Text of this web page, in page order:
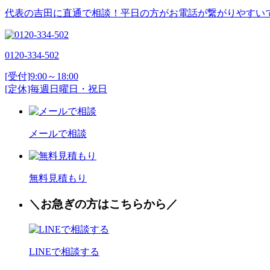
代表の吉田に直通で相談！平日の方がお電話が繋がりやすい
0120-334-502
[受付]9:00～18:00
[定休]毎週日曜日・祝日
メールで相談
無料見積もり
＼お急ぎの方はこちらから／
LINEで相談する